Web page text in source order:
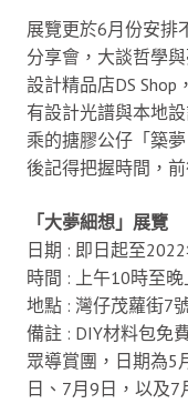
展覽更於6月份安排
分享會，大談哲學
設計精品店DS
有設計光譜與本地
乘的搪膠公仔「築
後記得把握時間，
「大夢細想」展覽
日期 : 即日起至
時間 : 上午10時至晚
地點 : 灣仔茂蘿街7
備註 : DIY材料包免
眾導賞團，日期為5
日、7月9日，以及7